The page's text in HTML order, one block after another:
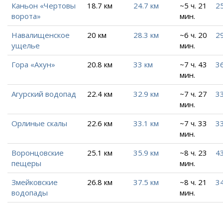
Каньон «Чертовы
ворота»
18.7 км 24.7 км
~5 ч. 21
мин.
Навалищенское
ущелье
20 км 28.3 км
~6 ч. 20
мин.
Гора «Ахун» 20.8 км 33 км
~7 ч. 43
мин.
Агурский водопад 22.4 км 32.9 км
~7 ч. 27
мин.
Орлиные скалы 22.6 км 33.1 км
~7 ч. 33
мин.
Воронцовские
пещеры
25.1 км 35.9 км
~8 ч. 23
мин.
Змейковские
водопады
26.8 км 37.5 км
~8 ч. 21
мин.